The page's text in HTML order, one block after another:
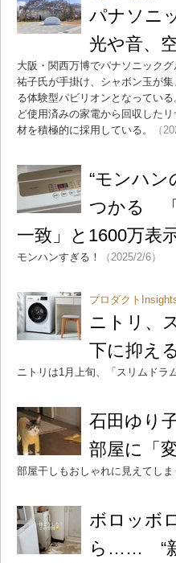
パナソニ
光や音、
大阪・関西万博でパナソニック
祐子氏が手掛け、シャボン玉が
る体験型パビリオンとなってい
ど使用済みの家電から回収した
材を積極的に採用している。
（
“モンハン
つかる 「
一致」と1600万表
モンハンすぎる！ （2025/2/6）
プロダクト
ニトリ、
下に抑える
ニトリは1月上旬、「スリムド
石田ゆり
部屋に「
部屋干しもおしゃれに見えてしま
ボロッボ
ら…… “新